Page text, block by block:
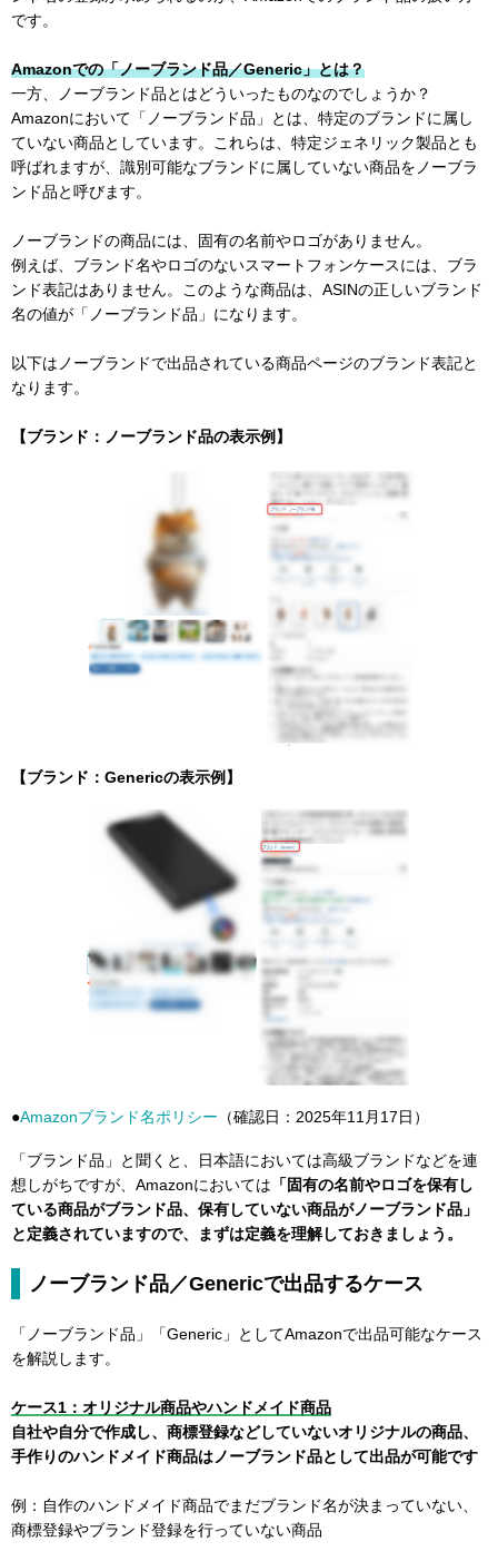
です。
Amazonでの「ノーブランド品／Generic」とは？
一方、ノーブランド品とはどういったものなのでしょうか？
Amazonにおいて「ノーブランド品」とは、特定のブランドに属し
ていない商品としています。これらは、特定ジェネリック製品とも
呼ばれますが、識別可能なブランドに属していない商品をノーブラ
ンド品と呼びます。
ノーブランドの商品には、固有の名前やロゴがありません。
例えば、ブランド名やロゴのないスマートフォンケースには、ブラ
ンド表記はありません。このような商品は、ASINの正しいブランド
名の値が「ノーブランド品」になります。
以下はノーブランドで出品されている商品ページのブランド表記と
なります。
【ブランド：ノーブランド品の表示例】
【ブランド：Genericの表示例】
●Amazonブランド名ポリシー （確認日：2025年11月17日）
「ブランド品」と聞くと、日本語においては高級ブランドなどを連
想しがちですが、Amazonにおいては 「固有の名前やロゴを保有し
ている商品がブランド品、保有していない商品がノーブランド品」
と定義されていますので、まずは定義を理解しておきましょう。
ノーブランド品／Genericで出品するケース
「ノーブランド品」「Generic」としてAmazonで出品可能なケース
を解説します。
ケース1：オリジナル商品やハンドメイド商品
自社や自分で作成し、商標登録などしていないオリジナルの商品、
手作りのハンドメイド商品はノーブランド品として出品が可能です
例：自作のハンドメイド商品でまだブランド名が決まっていない、
商標登録やブランド登録を行っていない商品